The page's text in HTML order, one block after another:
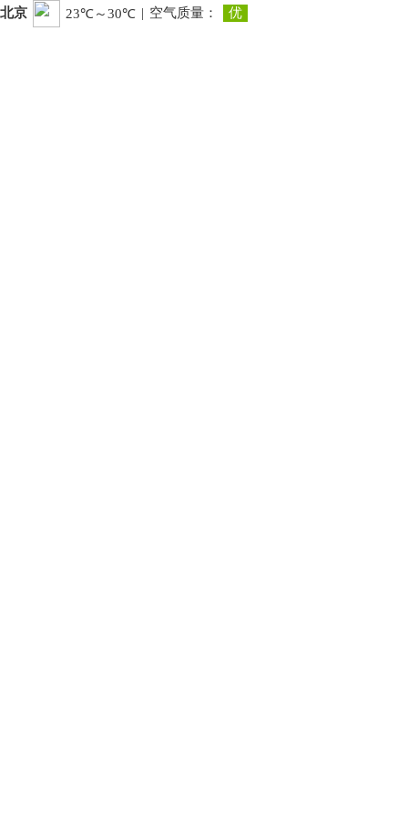
北京 23℃～30℃ | 空气质量： 优